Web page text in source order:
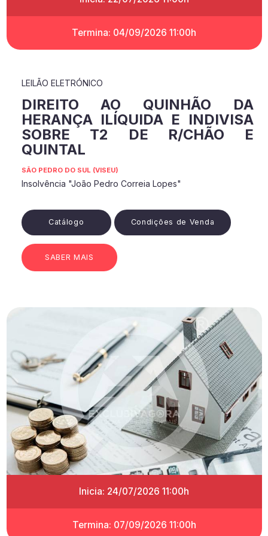
Termina: 04/09/2026 11:00h
LEILÃO ELETRÓNICO
DIREITO AO QUINHÃO DA
HERANÇA ILÍQUIDA E INDIVISA
SOBRE T2 DE R/CHÃO E
QUINTAL
SÃO PEDRO DO SUL (VISEU)
Insolvência "João Pedro Correia Lopes"
Catálogo Condições de Venda
SABER MAIS
Inicia: 24/07/2026 11:00h
Termina: 07/09/2026 11:00h